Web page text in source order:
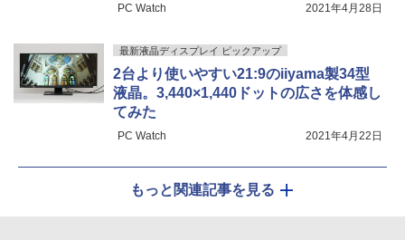
PC Watch 2021年4月28日
最新液晶ディスプレイ ピックアップ
2台より使いやすい21:9のiiyama製34型
液晶。3,440×1,440ドットの広さを体感し
てみた
PC Watch 2021年4月22日
もっと関連記事を見る